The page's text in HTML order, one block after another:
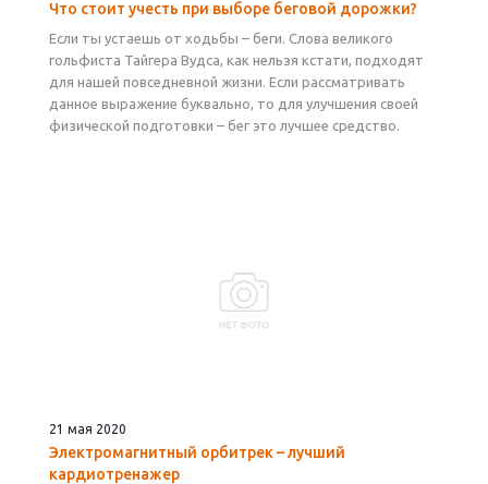
Что стоит учесть при выборе беговой дорожки?
Если ты устаешь от ходьбы – беги. Слова великого
гольфиста Тайгера Вудса, как нельзя кстати, подходят
для нашей повседневной жизни. Если рассматривать
данное выражение буквально, то для улучшения своей
физической подготовки – бег это лучшее средство.
21 мая 2020
Электромагнитный орбитрек – лучший
кардиотренажер